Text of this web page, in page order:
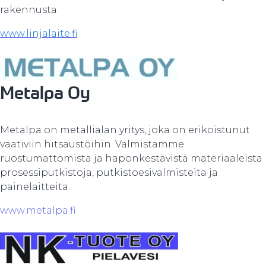
rakennusta.
www.linjalaite.fi
Metalpa Oy
Metalpa on metallialan yritys, joka on erikoistunut
vaativiin hitsaustöihin. Valmistamme
ruostumattomista ja haponkestävistä materiaaleista
prosessiputkistoja, putkistoesivalmisteita ja
painelaitteita.
www.metalpa.fi